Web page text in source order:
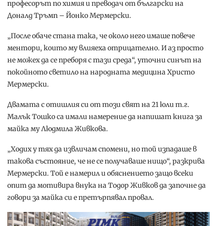
професорът по химия и преводач от български на
Доналд Тръмп – Йонко Мермерски.
„После обаче стана така, че около него имаше повече
ментори, които му влияеха отрицателно. И аз просто
не можех да се преборя с тази среда“, уточни синът на
покойното светило на народната медицина Христо
Мермерски.
Двамата с отишлия си от този свят на 21 юли т.г.
Малък Тошко са имали намерение да напишат книга за
майка му Людмила Живкова.
„Ходих у тях да извличам спомени, но той изпадаше в
такова състояние, че не се получаваше нищо“, разкрива
Мермерски. Той е намерил и обяснението защо всеки
опит да мотивира внука на Тодор Живков да започне да
говори за майка си е претърпявал провал.